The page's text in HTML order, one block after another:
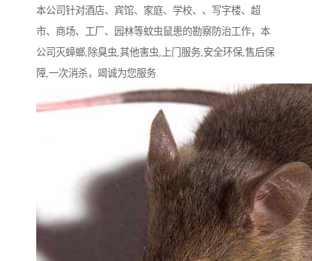
本公司针对酒店、宾馆、家庭、学校、、写‌‌字楼、超
市、商场、工厂、园林等蚊虫鼠患的勘察防治工作，本
公司灭蟑螂,除臭虫,其他害虫,上门服务,安全环保,售后保
障,一次消杀，竭诚为您服务.